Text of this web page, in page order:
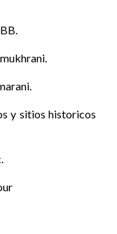
y sitios historicos